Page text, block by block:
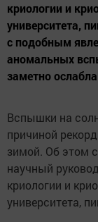
криологии и
университета,
с подобным
аномальных
заметно
Вспышки на
причиной
зимой. Об этом
научный
криологии и
университета,